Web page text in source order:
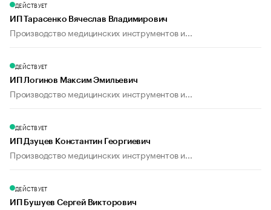
ДЕЙСТВУЕТ
ИП Тарасенко Вячеслав Владимирович
Производство медицинских инструментов и...
ДЕЙСТВУЕТ
ИП Логинов Максим Эмильевич
Производство медицинских инструментов и...
ДЕЙСТВУЕТ
ИП Дзуцев Константин Георгиевич
Производство медицинских инструментов и...
ДЕЙСТВУЕТ
ИП Бушуев Сергей Викторович